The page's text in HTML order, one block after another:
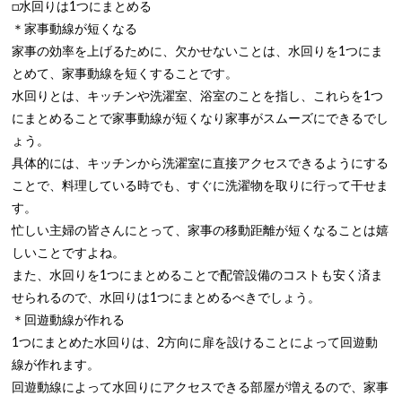
□水回りは1つにまとめる
＊家事動線が短くなる
家事の効率を上げるために、欠かせないことは、水回りを1つにま
とめて、家事動線を短くすることです。
水回りとは、キッチンや洗濯室、浴室のことを指し、これらを1つ
にまとめることで家事動線が短くなり家事がスムーズにできるでし
ょう。
具体的には、キッチンから洗濯室に直接アクセスできるようにする
ことで、料理している時でも、すぐに洗濯物を取りに行って干せま
す。
忙しい主婦の皆さんにとって、家事の移動距離が短くなることは嬉
しいことですよね。
また、水回りを1つにまとめることで配管設備のコストも安く済ま
せられるので、水回りは1つにまとめるべきでしょう。
＊回遊動線が作れる
1つにまとめた水回りは、2方向に扉を設けることによって回遊動
線が作れます。
回遊動線によって水回りにアクセスできる部屋が増えるので、家事